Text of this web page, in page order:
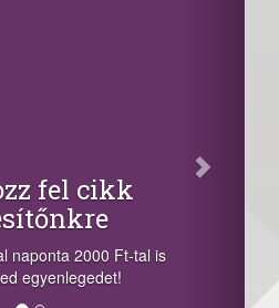
fel cikk
naponta 2000 Ft-tal is
egyenlegedet!